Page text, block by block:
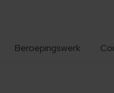
Beroepingswerk